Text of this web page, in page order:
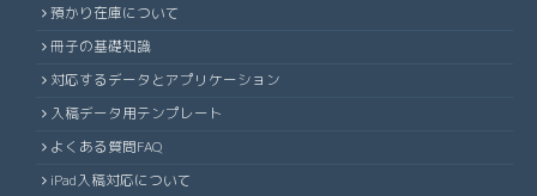
預かり在庫について
冊子の基礎知識
対応するデータとアプリケーション
入稿データ用テンプレート
よくある質問FAQ
iPad入稿対応について